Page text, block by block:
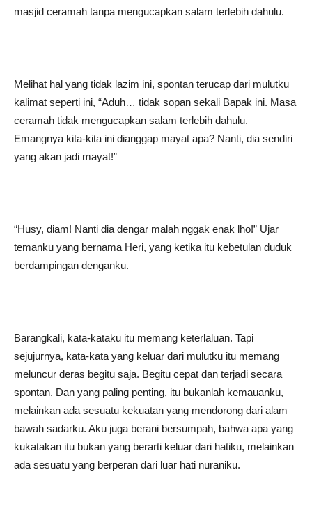
masjid ceramah tanpa mengucapkan salam terlebih dahulu.
Melihat hal yang tidak lazim ini, spontan terucap dari mulutku
kalimat seperti ini, “Aduh… tidak sopan sekali Bapak ini. Masa
ceramah tidak mengucapkan salam terlebih dahulu.
Emangnya kita-kita ini dianggap mayat apa? Nanti, dia sendiri
yang akan jadi mayat!”
“Husy, diam! Nanti dia dengar malah nggak enak lho!” Ujar
temanku yang bernama Heri, yang ketika itu kebetulan duduk
berdampingan denganku.
Barangkali, kata-kataku itu memang keterlaluan. Tapi
sejujurnya, kata-kata yang keluar dari mulutku itu memang
meluncur deras begitu saja. Begitu cepat dan terjadi secara
spontan. Dan yang paling penting, itu bukanlah kemauanku,
melainkan ada sesuatu kekuatan yang mendorong dari alam
bawah sadarku. Aku juga berani bersumpah, bahwa apa yang
kukatakan itu bukan yang berarti keluar dari hatiku, melainkan
ada sesuatu yang berperan dari luar hati nuraniku.